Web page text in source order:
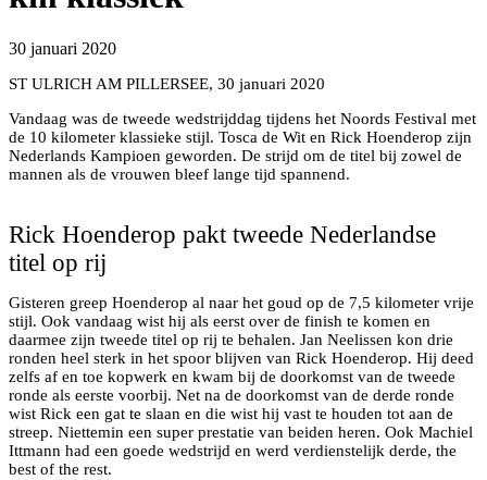
30 januari 2020
ST ULRICH AM PILLERSEE, 30 januari 2020
Vandaag was de tweede wedstrijddag tijdens het Noords Festival met
de 10 kilometer klassieke stijl. Tosca de Wit en Rick Hoenderop zijn
Nederlands Kampioen geworden. De strijd om de titel bij zowel de
mannen als de vrouwen bleef lange tijd spannend.
Herenpodium v.l.n.r. Jan Neelissen, Rick Hoenderop en
Rick Hoenderop pakt tweede Nederlandse
titel op rij
Gisteren greep Hoenderop al naar het goud op de 7,5 kilometer vrije
stijl. Ook vandaag wist hij als eerst over de finish te komen en
daarmee zijn tweede titel op rij te behalen. Jan Neelissen kon drie
ronden heel sterk in het spoor blijven van Rick Hoenderop. Hij deed
zelfs af en toe kopwerk en kwam bij de doorkomst van de tweede
ronde als eerste voorbij. Net na de doorkomst van de derde ronde
wist Rick een gat te slaan en die wist hij vast te houden tot aan de
streep. Niettemin een super prestatie van beiden heren. Ook Machiel
Ittmann had een goede wedstrijd en werd verdienstelijk derde, the
best of the rest.
Damespodium v.l.n.r. Nicole de Wit, Tosca de Wit en